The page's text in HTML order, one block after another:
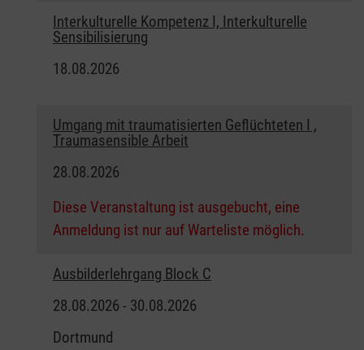
Interkulturelle Kompetenz I, Interkulturelle
Sensibilisierung
18.08.2026
Umgang mit traumatisierten Geflüchteten I ,
Traumasensible Arbeit
28.08.2026
Diese Veranstaltung ist ausgebucht, eine
Anmeldung ist nur auf Warteliste möglich.
Ausbilderlehrgang Block C
28.08.2026 - 30.08.2026
Dortmund